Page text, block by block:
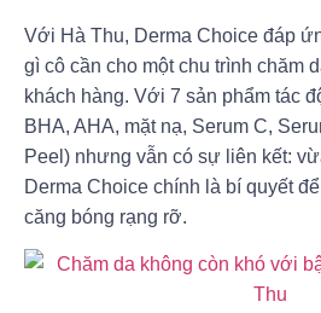
Với Hà Thu, Derma Choice đáp
gì cô cần cho một chu trình chăm
khách hàng. Với 7 sản phẩm tác
BHA, AHA, mặt nạ, Serum C,
Peel) nhưng vẫn có sự liên kết:
Derma Choice chính là bí quyết
căng bóng rạng rỡ.